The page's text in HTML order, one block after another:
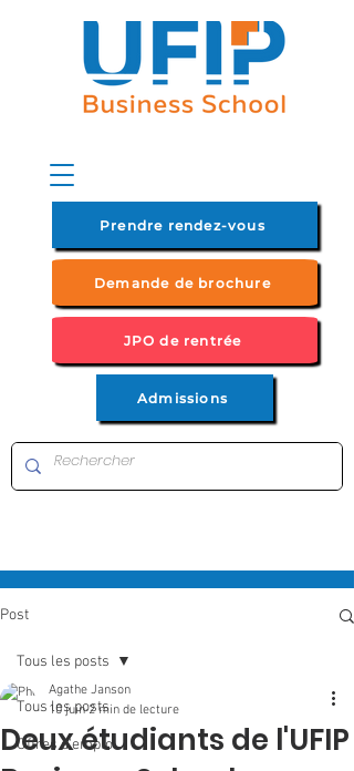
Prendre rendez-vous
Demande de brochure
JPO de rentrée
Admissions
Post
Tous les posts
Offres d'emploi
Tous les posts
Deux étudiants de l'UFIP
Agathe Janson
10 juin 2 min de lecture